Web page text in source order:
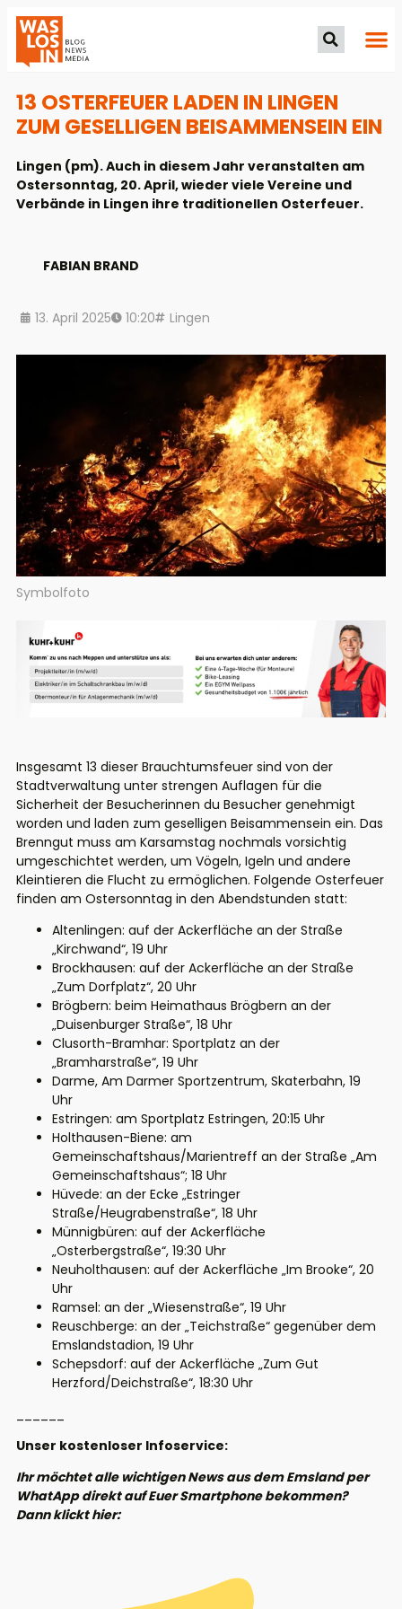
13 OSTERFEUER LADEN IN LINGEN
ZUM GESELLIGEN BEISAMMENSEIN EIN
Lingen (pm). Auch in diesem Jahr veranstalten am
Ostersonntag, 20. April, wieder viele Vereine und
Verbände in Lingen ihre traditionellen Osterfeuer.
FABIAN BRAND
13. April 2025 10:20 Lingen
Symbolfoto
Insgesamt 13 dieser Brauchtumsfeuer sind von der
Stadtverwaltung unter strengen Auflagen für die
Sicherheit der Besucherinnen du Besucher genehmigt
worden und laden zum geselligen Beisammensein ein. Das
Brenngut muss am Karsamstag nochmals vorsichtig
umgeschichtet werden, um Vögeln, Igeln und andere
Kleintieren die Flucht zu ermöglichen. Folgende Osterfeuer
finden am Ostersonntag in den Abendstunden statt:
Altenlingen: auf der Ackerfläche an der Straße
„Kirchwand“, 19 Uhr
Brockhausen: auf der Ackerfläche an der Straße
„Zum Dorfplatz“, 20 Uhr
Brögbern: beim Heimathaus Brögbern an der
„Duisenburger Straße“, 18 Uhr
Clusorth-Bramhar: Sportplatz an der
„Bramharstraße“, 19 Uhr
Darme, Am Darmer Sportzentrum, Skaterbahn, 19
Uhr
Estringen: am Sportplatz Estringen, 20:15 Uhr
Holthausen-Biene: am
Gemeinschaftshaus/Marientreff an der Straße „Am
Gemeinschaftshaus“; 18 Uhr
Hüvede: an der Ecke „Estringer
Straße/Heugrabenstraße“, 18 Uhr
Münnigbüren: auf der Ackerfläche
„Osterbergstraße“, 19:30 Uhr
Neuholthausen: auf der Ackerfläche „Im Brooke“, 20
Uhr
Ramsel: an der „Wiesenstraße“, 19 Uhr
Reuschberge: an der „Teichstraße“ gegenüber dem
Emslandstadion, 19 Uhr
Schepsdorf: auf der Ackerfläche „Zum Gut
Herzford/Deichstraße“, 18:30 Uhr
Unser kostenloser Infoservice:
Ihr möchtet alle wichtigen News aus dem Emsland per
WhatApp direkt auf Euer Smartphone bekommen?
Dann klickt hier: